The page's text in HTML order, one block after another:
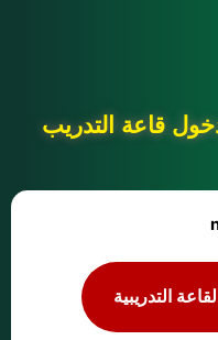
قاعة التدريب
التدريبية